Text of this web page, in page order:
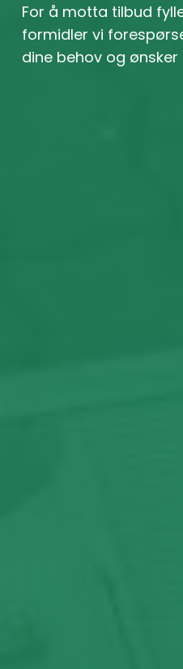
For å motta tilbud
formidler vi
dine behov og ønsker